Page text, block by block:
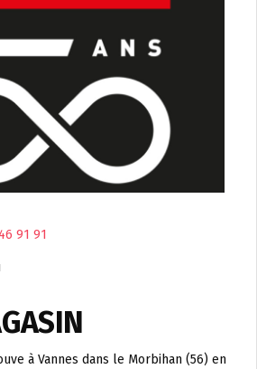
91 91
à Vannes dans le Morbihan (56) en